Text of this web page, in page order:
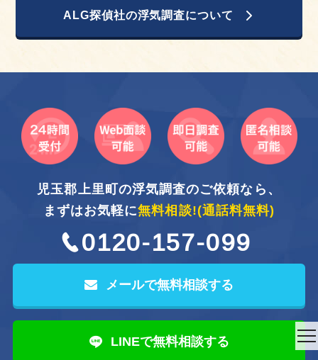
ALG探偵社の浮気調査について
児玉郡上里町の浮気調査のご依頼なら、
まずはお気軽に無料相談!(通話料無料)
0120-157-099
メールで無料相談する
LINEで無料相談する